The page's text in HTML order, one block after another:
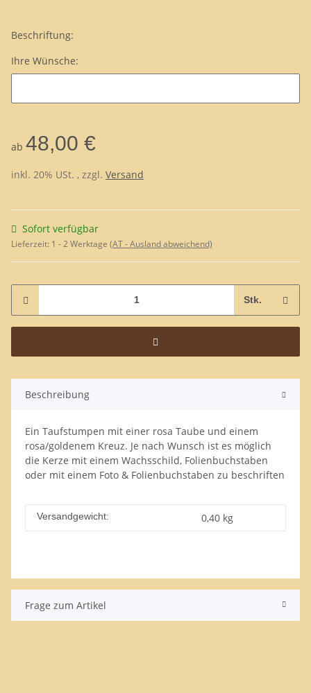
Beschriftung:
Ihre Wünsche:
ab 48,00 €
inkl. 20% USt. , zzgl. Versand
Sofort verfügbar
Lieferzeit: 1 - 2 Werktage (AT - Ausland abweichend)
Stk.
Beschreibung
Ein Taufstumpen mit einer rosa Taube und einem
rosa/goldenem Kreuz. Je nach Wunsch ist es möglich
die Kerze mit einem Wachsschild, Folienbuchstaben
oder mit einem Foto & Folienbuchstaben zu beschriften
Versandgewicht: 0,40 kg
Frage zum Artikel